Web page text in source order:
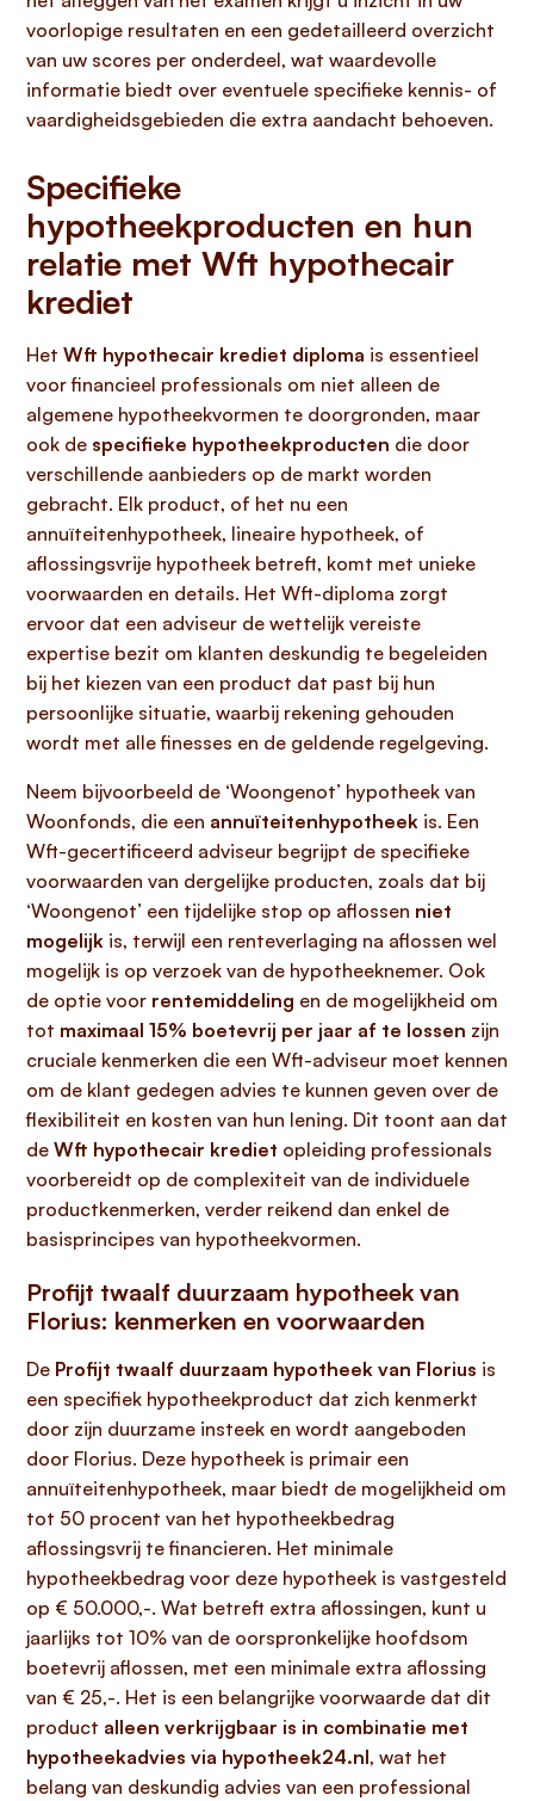
voorlopige resultaten en een gedetailleerd overzicht
van uw scores per onderdeel, wat waardevolle
informatie biedt over eventuele specifieke kennis- of
vaardigheidsgebieden die extra aandacht behoeven.
Specifieke
hypotheekproducten en hun
relatie met Wft hypothecair
krediet
Het Wft hypothecair krediet diploma is essentieel
voor financieel professionals om niet alleen de
algemene hypotheekvormen te doorgronden, maar
ook de specifieke hypotheekproducten die door
verschillende aanbieders op de markt worden
gebracht. Elk product, of het nu een
annuïteitenhypotheek, lineaire hypotheek, of
aflossingsvrije hypotheek betreft, komt met unieke
voorwaarden en details. Het Wft-diploma zorgt
ervoor dat een adviseur de wettelijk vereiste
expertise bezit om klanten deskundig te begeleiden
bij het kiezen van een product dat past bij hun
persoonlijke situatie, waarbij rekening gehouden
wordt met alle finesses en de geldende regelgeving.
Neem bijvoorbeeld de ‘Woongenot’ hypotheek van
Woonfonds, die een annuïteitenhypotheek is. Een
Wft-gecertificeerd adviseur begrijpt de specifieke
voorwaarden van dergelijke producten, zoals dat bij
‘Woongenot’ een tijdelijke stop op aflossen niet
mogelijk is, terwijl een renteverlaging na aflossen wel
mogelijk is op verzoek van de hypotheeknemer. Ook
de optie voor rentemiddeling en de mogelijkheid om
tot maximaal 15% boetevrij per jaar af te lossen zijn
cruciale kenmerken die een Wft-adviseur moet kennen
om de klant gedegen advies te kunnen geven over de
flexibiliteit en kosten van hun lening. Dit toont aan dat
de Wft hypothecair krediet opleiding professionals
voorbereidt op de complexiteit van de individuele
productkenmerken, verder reikend dan enkel de
basisprincipes van hypotheekvormen.
Profijt twaalf duurzaam hypotheek van
Florius: kenmerken en voorwaarden
De Profijt twaalf duurzaam hypotheek van Florius is
een specifiek hypotheekproduct dat zich kenmerkt
door zijn duurzame insteek en wordt aangeboden
door Florius. Deze hypotheek is primair een
annuïteitenhypotheek, maar biedt de mogelijkheid om
tot 50 procent van het hypotheekbedrag
aflossingsvrij te financieren. Het minimale
hypotheekbedrag voor deze hypotheek is vastgesteld
op € 50.000,-. Wat betreft extra aflossingen, kunt u
jaarlijks tot 10% van de oorspronkelijke hoofdsom
boetevrij aflossen, met een minimale extra aflossing
van € 25,-. Het is een belangrijke voorwaarde dat dit
product alleen verkrijgbaar is in combinatie met
hypotheekadvies via hypotheek24.nl, wat het
belang van deskundig advies van een professional